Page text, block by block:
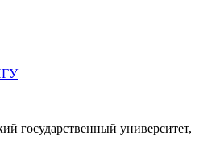
государственный университет,